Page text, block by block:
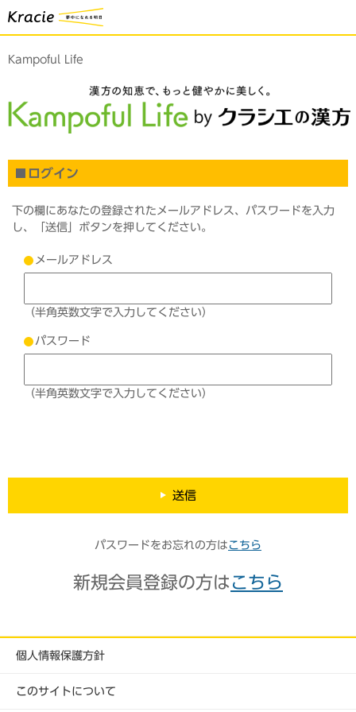
Kampoful Life
ログイン
下の欄にあなたの登録されたメールアドレス、パスワードを入力
し、「送信」ボタンを押してください。
メールアドレス
（半角英数文字で入力してください）
パスワード
（半角英数文字で入力してください）
送信
パスワードをお忘れの方は こちら
新規会員登録の方は こちら
個人情報保護方針
このサイトについて